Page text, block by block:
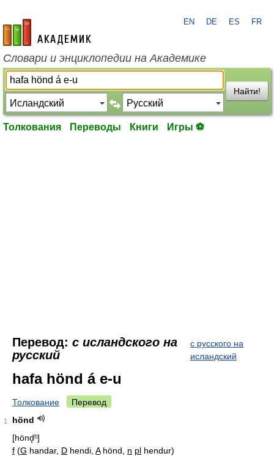
academic.ru
EN DE ES FR
Словари и энциклопедии на Академике
Найти!
Толкования Переводы Книги Игры ⚽
Перевод: с исландского на
русский
с русского на
исландский
hafa hönd á e-u
Толкование Перевод
1
hönd
[hönd̥ʰ]
f (G handar, D hendi, Ahönd, n pl hendur)